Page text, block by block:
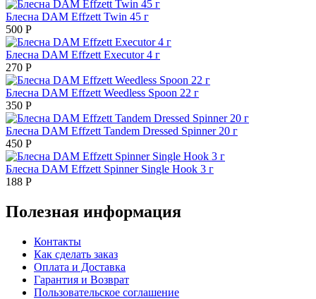
Блесна DAM Effzett Twin 45 г
500 Р
Блесна DAM Effzett Executor 4 г
270 Р
Блесна DAM Effzett Weedless Spoon 22 г
350 Р
Блесна DAM Effzett Tandem Dressed Spinner 20 г
450 Р
Блесна DAM Effzett Spinner Single Hook 3 г
188 Р
Полезная информация
Контакты
Как сделать заказ
Оплата и Доставка
Гарантия и Возврат
Пользовательское соглашение